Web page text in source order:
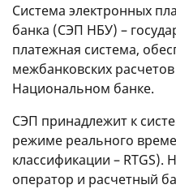
Система электронных
банка (СЭП НБУ) –
платежная система,
межбанковских
Национальном банке.
СЭП принадлежит к
режиме реального
классификации –
оператор и расчетный